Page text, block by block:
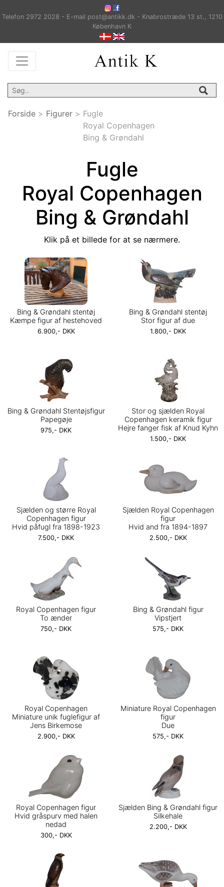
Telefon 2972 2028 - E-mail post@antikk.dk - Knabrostræde 13 st., 1210
København K
Forside > Figurer > Fugle
Royal Copenhagen
Bing & Grøndahl
Fugle
Royal Copenhagen
Bing & Grøndahl
Klik på et billede for at se nærmere.
Bing & Grøndahl stentøj
Kæmpe figur af hestehoved
6.900,- DKK
Bing & Grøndahl stentøj
Stor figur af due
1.800,- DKK
Bing & Grøndahl Stentøjsfigur
Papegøje
975,- DKK
Stor og sjælden Royal
Copenhagen keramik figur
Hejre fanger fisk af Knud Kyhn
1.500,- DKK
Sjælden og større Royal
Copenhagen figur
Hvid påfugl fra 1898-1923
7.500,- DKK
Sjælden Royal Copenhagen
figur
Hvid and fra 1894-1897
2.500,- DKK
Royal Copenhagen figur
To ænder
750,- DKK
Bing & Grøndahl figur
Vipstjert
575,- DKK
Royal Copenhagen
Miniature unik fuglefigur af
Jens Birkemose
2.900,- DKK
Miniature Royal Copenhagen
figur
Due
575,- DKK
Royal Copenhagen figur
Hvid gråspurv med halen
nedad
300,- DKK
Sjælden Bing & Grøndahl figur
Silkehale
2.200,- DKK